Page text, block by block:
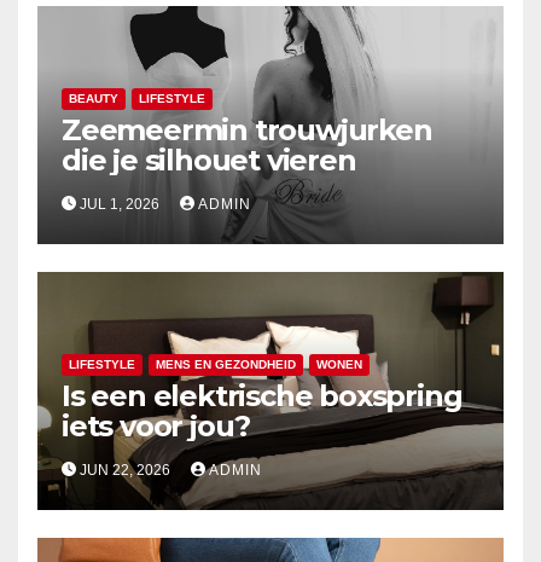
BEAUTY LIFESTYLE
Zeemeermin trouwjurken
die je silhouet vieren
JUL 1, 2026 ADMIN
LIFESTYLE MENS EN GEZONDHEID WONEN
Is een elektrische boxspring
iets voor jou?
JUN 22, 2026 ADMIN